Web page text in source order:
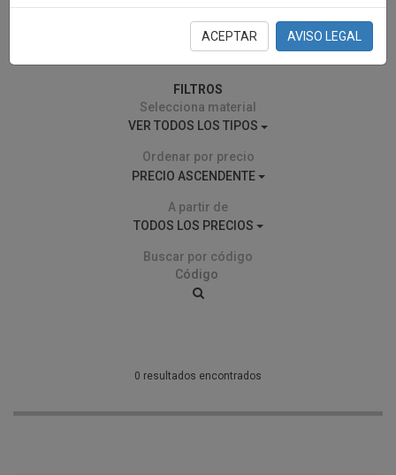
ACEPTAR AVISO LEGAL
FILTROS
Selecciona material
VER TODOS LOS TIPOS
Ordenar por precio
PRECIO ASCENDENTE
A partir de
TODOS LOS PRECIOS
Buscar por código
0 resultados encontrados